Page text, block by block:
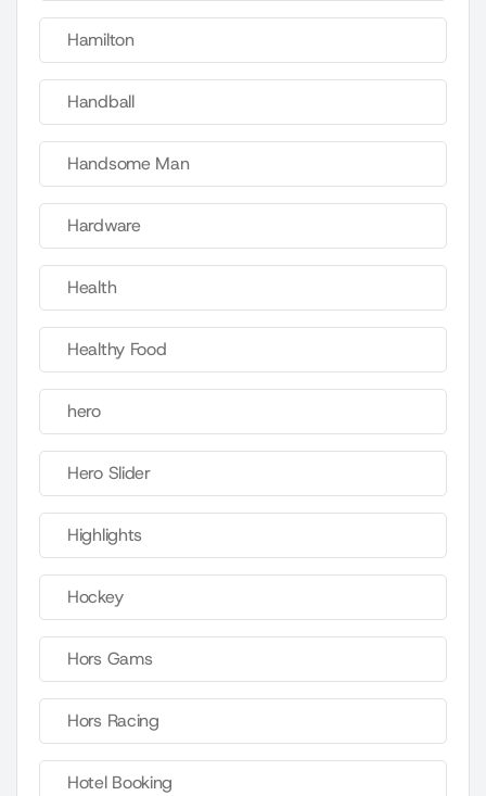
Hamilton
Handball
Handsome Man
Hardware
Health
Healthy Food
hero
Hero Slider
Highlights
Hockey
Hors Gams
Hors Racing
Hotel Booking